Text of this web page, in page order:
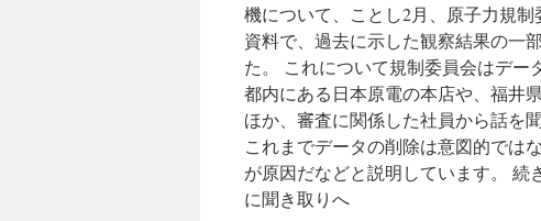
機について、ことし2月、原子力規
資料で、過去に示した観察結果の一
た。 これについて規制委員会はデー
都内にある日本原電の本店や、福井
ほか、審査に関係した社員から話を
これまでデータの削除は意図的では
が原因だなどと説明しています。 続
に聞き取りへ